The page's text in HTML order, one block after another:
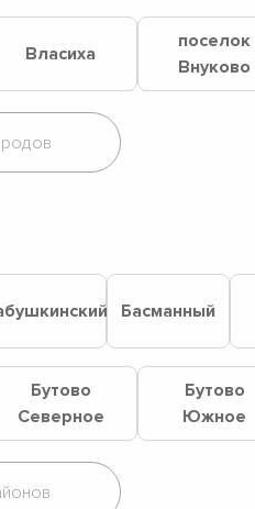
Власиха
поселок
Внуково
Басманный
Бутово
Северное
Бутово
Южное